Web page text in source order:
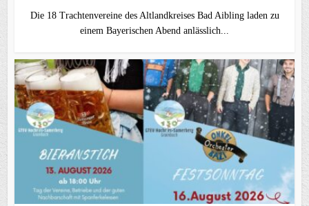
Die 18 Trachtenvereine des Altlandkreises Bad Aibling laden zu
einem Bayerischen Abend anlässlich...